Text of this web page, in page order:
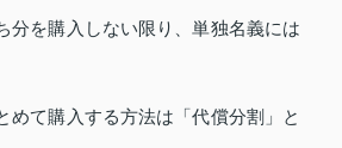
分を購入しない限り、単独名義には
めて購入する方法は「代償分割」と